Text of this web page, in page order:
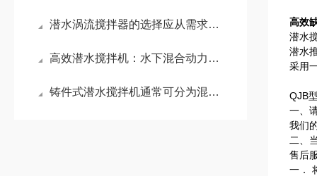
潜水涡流搅拌器的选择应从需求出发
高效潜水搅拌机：水下混合动力的工作原理与实际应用
铸件式潜水搅拌机通常可分为混合搅拌和低速推流两大系列
高效
潜水
潜水
采用
QJB
一、
我们
二、
售后
一．